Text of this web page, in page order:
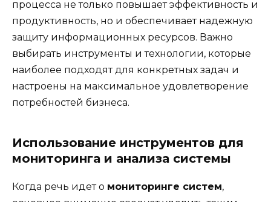
процесса не только повышает эффективность и
продуктивность, но и обеспечивает надежную
защиту информационных ресурсов. Важно
выбирать инструменты и технологии, которые
наиболее подходят для конкретных задач и
настроены на максимальное удовлетворение
потребностей бизнеса.
Использование инструментов для
мониторинга и анализа системы
Когда речь идет о мониторинге систем,